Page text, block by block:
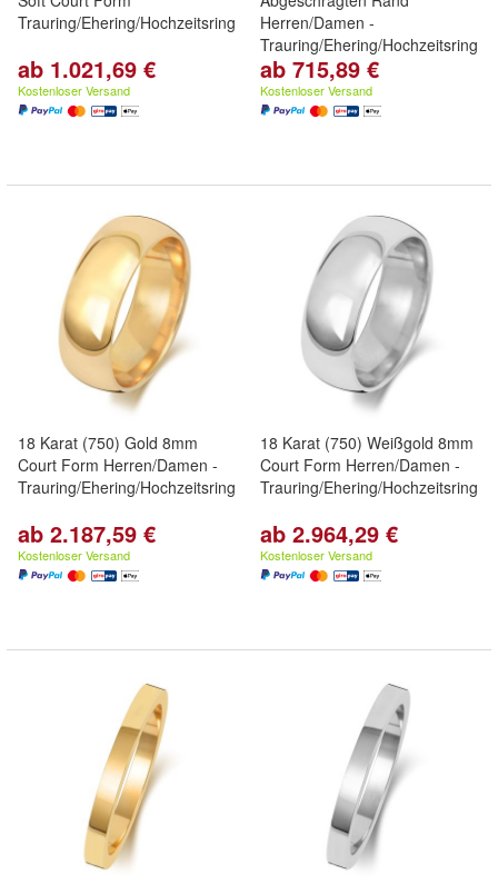
Trauring/Ehering/Hochzeitsring
ab 1.021,69 €
Kostenloser Versand
Herren/Damen -
Trauring/Ehering/Hochzeitsring
ab 715,89 €
Kostenloser Versand
18 Karat (750) Gold 8mm
Court Form Herren/Damen -
Trauring/Ehering/Hochzeitsring
ab 2.187,59 €
Kostenloser Versand
18 Karat (750) Weißgold 8mm
Court Form Herren/Damen -
Trauring/Ehering/Hochzeitsring
ab 2.964,29 €
Kostenloser Versand